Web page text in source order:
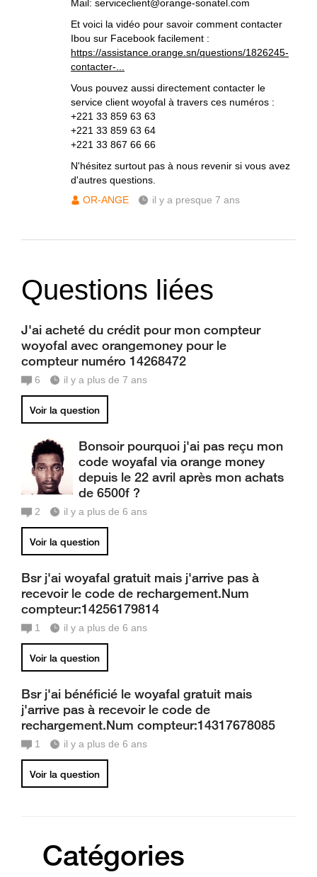
Mail: serviceclient@orange-sonatel.com
Et voici la vidéo pour savoir comment contacter
Ibou sur Facebook facilement :
https://assistance.orange.sn/questions/1826245-
contacter-...
Vous pouvez aussi directement contacter le
service client woyofal à travers ces numéros :
+221 33 859 63 63
+221 33 859 63 64
+221 33 867 66 66
N'hésitez surtout pas à nous revenir si vous avez
d'autres questions.
OR-ANGE
il y a presque 7 ans
Questions liées
J'ai acheté du crédit pour mon compteur
woyofal avec orangemoney pour le
compteur numéro 14268472
6 il y a plus de 7 ans
Voir la question
Bonsoir pourquoi j'ai pas reçu mon
code woyafal via orange money
depuis le 22 avril après mon achats
de 6500f ?
2 il y a plus de 6 ans
Voir la question
Bsr j'ai woyafal gratuit mais j'arrive pas à
recevoir le code de rechargement.Num
compteur:14256179814
1 il y a plus de 6 ans
Voir la question
Bsr j'ai bénéficié le woyafal gratuit mais
j'arrive pas à recevoir le code de
rechargement.Num compteur:14317678085
1 il y a plus de 6 ans
Voir la question
Catégories